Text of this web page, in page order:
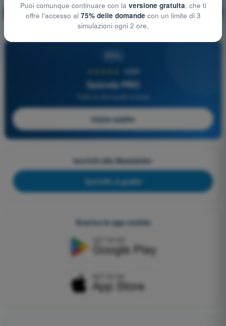
🔒 PRO Spiegazione domanda
4,6/5
Quizvds PRO
Inizia subito
Iscriviti alla Newsletter
Iscriviti, è gratis
Scarica le app mobile
Puoi comunque continuare con la versione gratuita, che ti
offre l'accesso al 75% delle domande con un limite di 3
simulazioni ogni 2 ore.